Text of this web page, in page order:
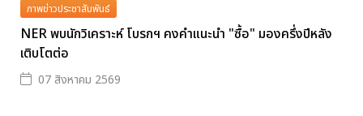
ภาพข่าวประชาสัมพันธ์
NER พบนักวิเคราะห์ โบรกฯ คงคำแนะนำ "ซื้อ" มองครึ่งปีหลัง
เติบโตต่อ
07 สิงหาคม 2569